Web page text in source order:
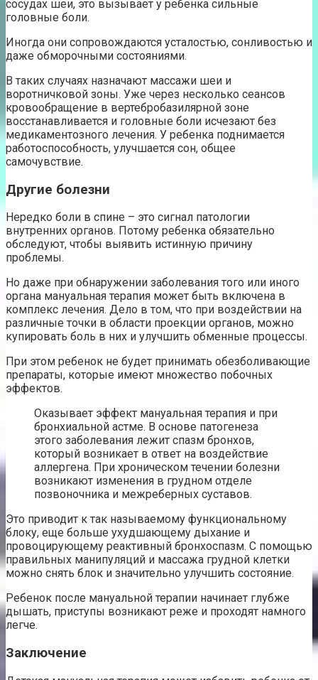
сосудах шеи, это вызывает у ребенка сильные
головные боли.
Иногда они сопровождаются усталостью, сонливостью и
даже обморочными состояниями.
В таких случаях назначают массажи шеи и
воротничковой зоны. Уже через несколько сеансов
кровообращение в вертебробазилярной зоне
восстанавливается и головные боли исчезают без
медикаментозного лечения. У ребенка поднимается
работоспособность, улучшается сон, общее
самочувствие.
Другие болезни
Нередко боли в спине – это сигнал патологии
внутренних органов. Потому ребенка обязательно
обследуют, чтобы выявить истинную причину
проблемы.
Но даже при обнаружении заболевания того или иного
органа мануальная терапия может быть включена в
комплекс лечения. Дело в том, что при воздействии на
различные точки в области проекции органов, можно
купировать боль в них и улучшить обменные процессы.
При этом ребенок не будет принимать обезболивающие
препараты, которые имеют множество побочных
эффектов.
Оказывает эффект мануальная терапия и при
бронхиальной астме. В основе патогенеза
этого заболевания лежит спазм бронхов,
который возникает в ответ на воздействие
аллергена. При хроническом течении болезни
возникают изменения в грудном отделе
позвоночника и межреберных суставов.
Это приводит к так называемому функциональному
блоку, еще больше ухудшающему дыхание и
провоцирующему реактивный бронхоспазм. С помощью
правильных манипуляций и массажа грудной клетки
можно снять блок и значительно улучшить состояние.
Ребенок после мануальной терапии начинает глубже
дышать, приступы возникают реже и проходят намного
легче.
Заключение